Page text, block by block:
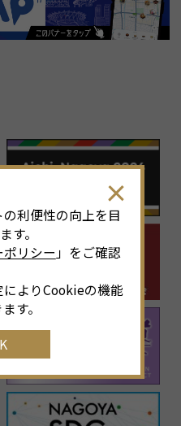
利便性の向上を目
す。
リシー 」をご確認
よりCookieの機能
す。